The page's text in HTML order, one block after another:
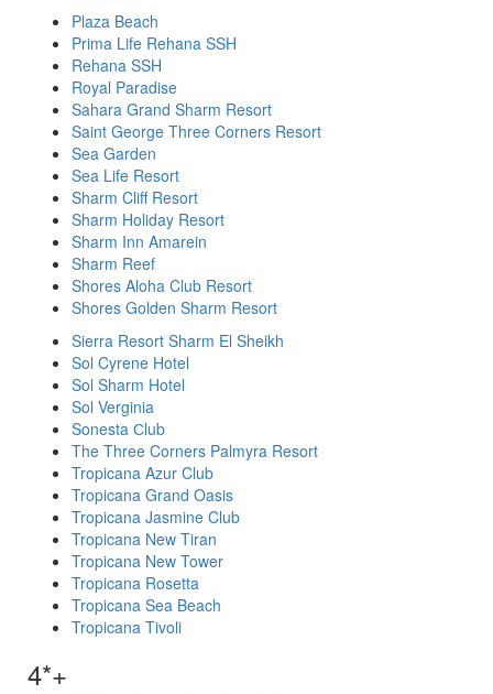
Plaza Beach
Prima Life Rehana SSH
Rehana SSH
Royal Paradise
Sahara Grand Sharm Resort
Saint George Three Corners Resort
Sea Garden
Sea Life Resort
Sharm Cliff Resort
Sharm Holiday Resort
Sharm Inn Amarein
Sharm Reef
Shores Aloha Club Resort
Shores Golden Sharm Resort
Sierra Resort Sharm El Sheikh
Sol Cyrene Hotel
Sol Sharm Hotel
Sol Verginia
Sonesta Сlub
The Three Corners Palmyra Resort
Tropicana Azur Club
Tropicana Grand Oasis
Tropicana Jasmine Club
Tropicana New Tiran
Tropicana New Tower
Tropicana Rosetta
Tropicana Sea Beach
Tropicana Tivoli
4*+